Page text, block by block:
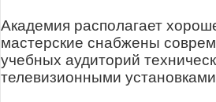
Академия располагает
мастерские снабжены
учебных аудиторий
телевизионными